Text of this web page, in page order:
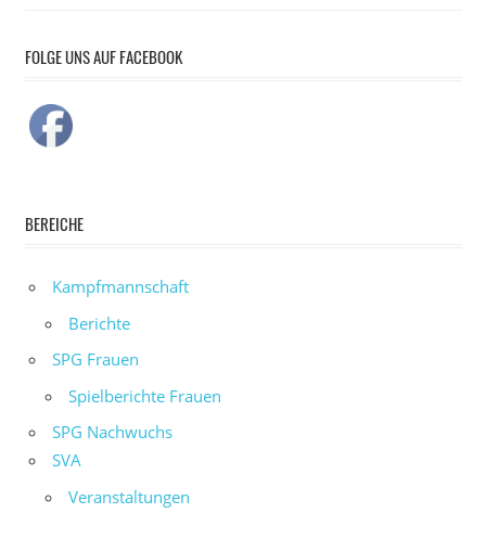
FOLGE UNS AUF FACEBOOK
BEREICHE
Kampfmannschaft
Berichte
SPG Frauen
Spielberichte Frauen
SPG Nachwuchs
SVA
Veranstaltungen